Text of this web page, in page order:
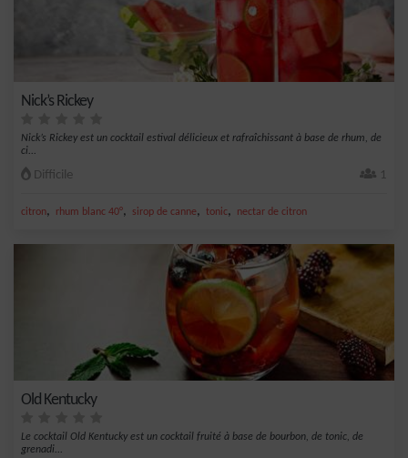
Nick’s Rickey
Nick’s Rickey est un cocktail estival délicieux et rafraîchissant à base de rhum, de
ci...
Difficile 1
citron, rhum blanc 40°, sirop de canne, tonic, nectar de citron
Old Kentucky
Le cocktail Old Kentucky est un cocktail fruité à base de bourbon, de tonic, de
grenadi...